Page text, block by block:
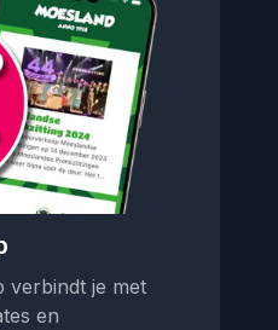
verbindt je met
en